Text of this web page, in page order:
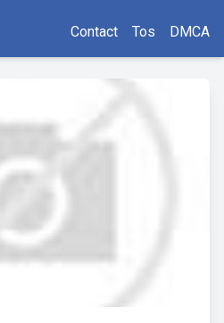
Contact Tos DMCA